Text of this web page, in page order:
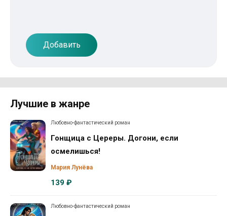
Добавить
Лучшие в жанре
Любовно-фантастический роман
Гонщица с Цереры. Догони, если
осмелишься!
Мария Лунёва
139 ₽
Любовно-фантастический роман